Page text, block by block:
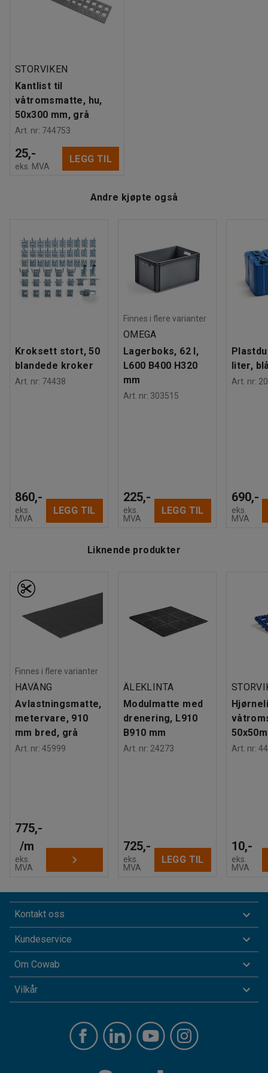
matten en myk overflate som er komfortabel å gå barbeint
på. Som kompliment finnes det hjørne- og kantlister
STORVIKEN
Kantlist til
våtromsmatte, hu,
50x300 mm, grå
Art. nr: 744753
25,-
eks. MVA
LEGG TIL
Andre kjøpte også
Kroksett stort, 50
blandede kroker
Art. nr: 74438
860,-
eks.
MVA
LEGG TIL
Finnes i flere varianter
OMEGA
Lagerboks, 62 l,
L600 B400 H320
mm
Art. nr: 303515
225,-
eks.
MVA
LEGG TIL
liter,
Art. nr:
690,-
eks.
MVA
Liknende produkter
Finnes i flere varianter
HAVÄNG
Avlastningsmatte,
metervare, 910
mm bred, grå
Art. nr: 45999
775,-
/m
eks.
MVA
ÄLEKLINTA
Modulmatte med
drenering, L910
B910 mm
Art. nr: 24273
725,-
eks.
MVA
LEGG TIL
Art. nr:
10,-
eks.
MVA
Kontakt oss
Kundeservice
Om Cowab
Vilkår